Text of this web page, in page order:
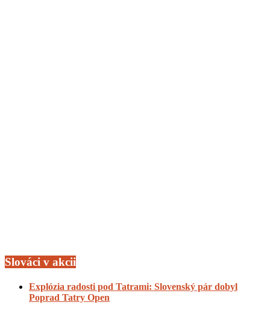
Slováci v akcii
Explózia radosti pod Tatrami: Slovenský pár dobyl
Poprad Tatry Open